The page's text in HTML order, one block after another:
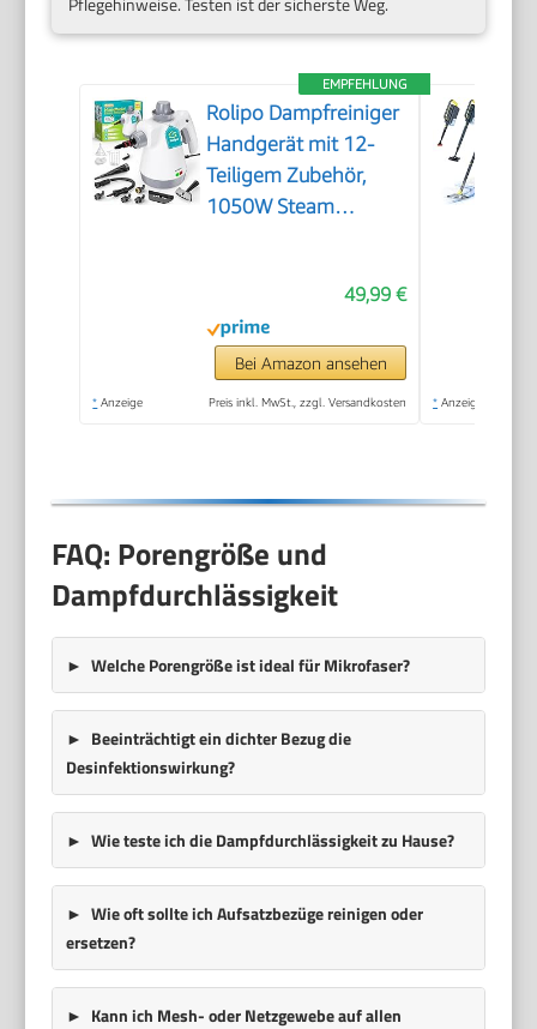
EMPFEHLUNG
Rolipo Dampfreiniger
Handgerät mit 12-
Teiligem Zubehör,
1050W Steam
Polster & Auto–100%
Chemiefrei,
Hochdruck-Dampf
gegen Schmutz Fett
49,99 €
Bei Amazon ansehen
* Anzeige Preis inkl. MwSt., zzgl. Versandkosten * Anzeige
FAQ: Porengröße und
Dampfdurchlässigkeit
Welche Porengröße ist ideal für Mikrofaser?
Beeinträchtigt ein dichter Bezug die
Desinfektionswirkung?
Wie teste ich die Dampfdurchlässigkeit zu Hause?
Wie oft sollte ich Aufsatzbezüge reinigen oder
ersetzen?
Kann ich Mesh- oder Netzgewebe auf allen